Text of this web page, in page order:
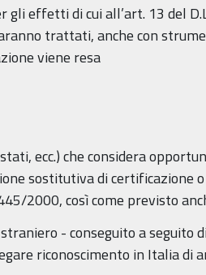
gli effetti di cui all’art. 13 del
trattati, anche con
viene resa
ecc.) che considera
sostitutiva di certificazione
2000, così come previsto
- conseguito a
riconoscimento in Italia di